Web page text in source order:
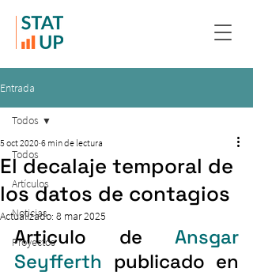
Entrada
Todos
Artículos
Noticias
Proyectos
Todos
El decalaje temporal de
los datos de contagios
5 oct 2020 6 min de lectura
Actualizado: 8 mar 2025
Articulo de Ansgar
Seyfferth